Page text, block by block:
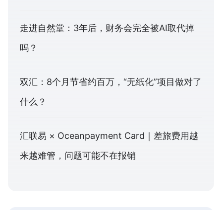
走进自然堂：3年后，财务会完全被AI取代掉
吗？
双汇：8个月节省约百万，“无纸化”项目做对了
什么？
汇联易 × Oceanpayment Card｜差旅费用越
来越难管，问题可能不在报销